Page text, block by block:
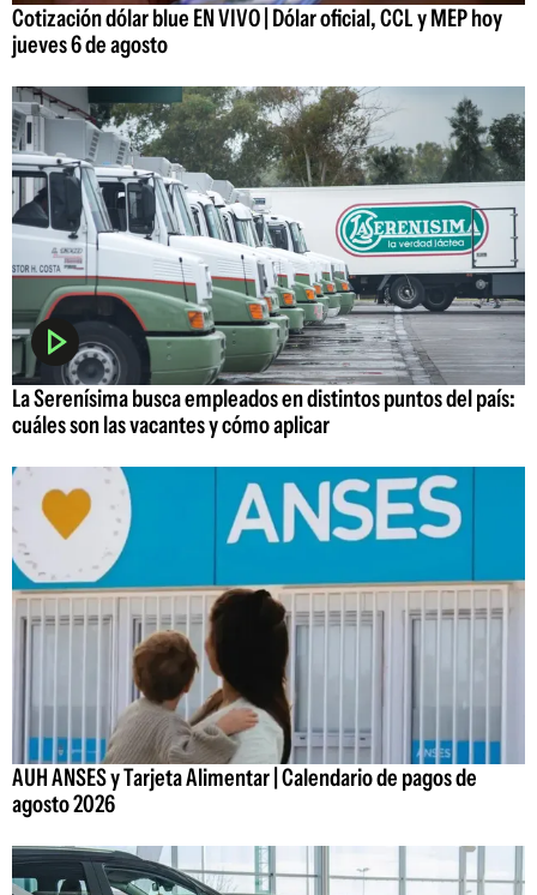
Cotización dólar blue EN VIVO | Dólar oficial, CCL y MEP hoy
jueves 6 de agosto
La Serenísima busca empleados en distintos puntos del país:
cuáles son las vacantes y cómo aplicar
AUH ANSES y Tarjeta Alimentar | Calendario de pagos de
agosto 2026